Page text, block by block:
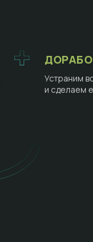
Устраним
и сделаем